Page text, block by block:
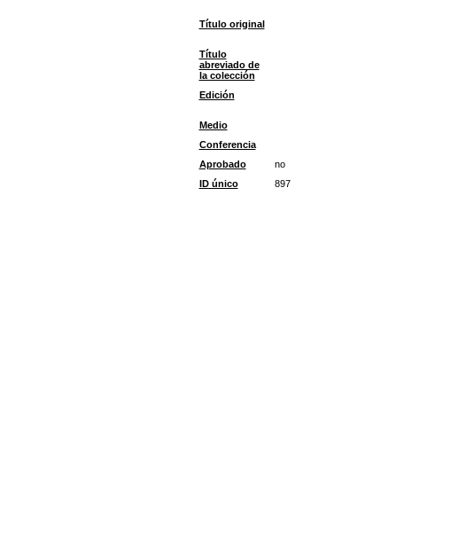
Título original
Título
abreviado de
la colección
Edición
Medio
Conferencia
Aprobado
no
ID único
897